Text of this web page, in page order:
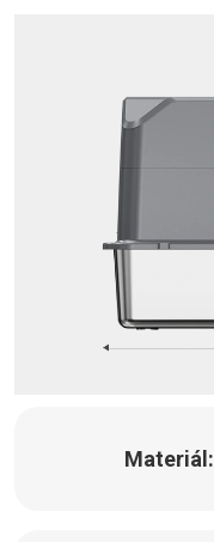
Materiál: